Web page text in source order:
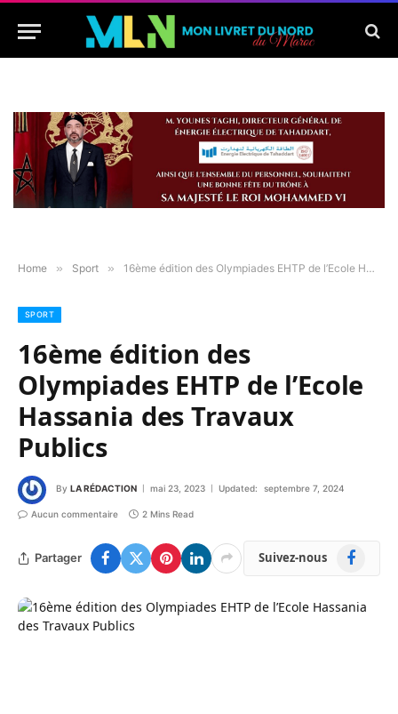
Home » Sport » 16ème édition des Olympiades EHTP de l’Ecole Hassania des Travaux Publics
SPORT
16ème édition des
Olympiades EHTP de l’Ecole
Hassania des Travaux
Publics
By LA RÉDACTION mai 23, 2023 Updated: septembre 7, 2024
Aucun commentaire 2 Mins Read
Partager Suivez-nous Facebook